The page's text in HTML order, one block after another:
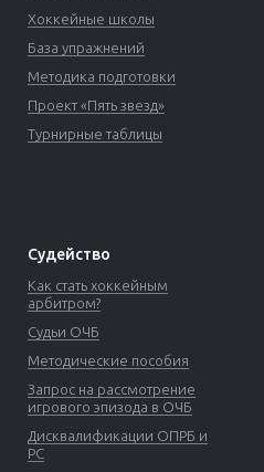
Хоккейные школы
База упражнений
Методика подготовки
Проект «Пять звезд»
Турнирные таблицы
Судейство
Как стать хоккейным
арбитром?
Судьи ОЧБ
Методические пособия
Запрос на рассмотрение
игрового эпизода в ОЧБ
Дисквалификации ОПРБ и
РС